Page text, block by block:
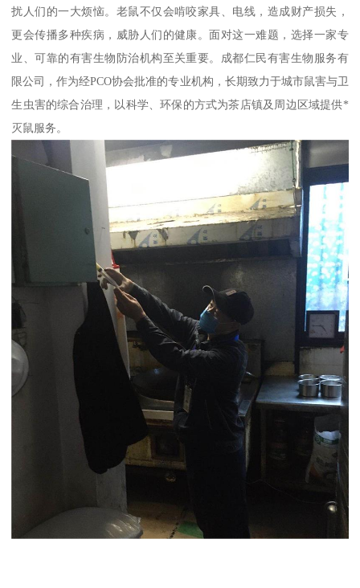
扰人们的一大烦恼。老鼠不仅会啃咬家具、电线，造成财产损失，
更会传播多种疾病，威胁人们的健康。面对这一难题，选择一家专
业、可靠的有害生物防治机构至关重要。成都仁民有害生物服务有
限公司，作为经PCO协会批准的专业机构，长期致力于城市鼠害与卫
生虫害的综合治理，以科学、环保的方式为茶店镇及周边区域提供*
灭鼠服务。